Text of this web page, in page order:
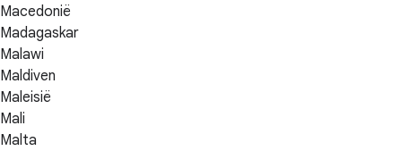
Macedonië
Madagaskar
Malawi
Maldiven
Maleisië
Mali
Malta